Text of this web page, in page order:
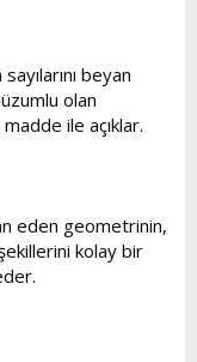
beyan
olan
ile açıklar.
eden geometrinin,
kolay bir